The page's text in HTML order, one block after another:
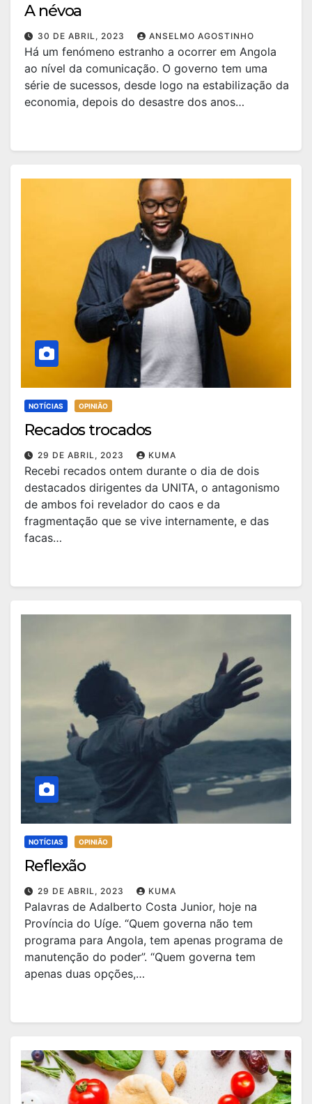
A névoa
30 DE ABRIL, 2023 ANSELMO AGOSTINHO
Há um fenómeno estranho a ocorrer em Angola
ao nível da comunicação. O governo tem uma
série de sucessos, desde logo na estabilização da
economia, depois do desastre dos anos…
NOTÍCIAS OPINIÃO
Recados trocados
29 DE ABRIL, 2023 KUMA
Recebi recados ontem durante o dia de dois
destacados dirigentes da UNITA, o antagonismo
de ambos foi revelador do caos e da
fragmentação que se vive internamente, e das
facas…
NOTÍCIAS OPINIÃO
Reflexão
29 DE ABRIL, 2023 KUMA
Palavras de Adalberto Costa Junior, hoje na
Província do Uíge. “Quem governa não tem
programa para Angola, tem apenas programa de
manutenção do poder”. “Quem governa tem
apenas duas opções,…